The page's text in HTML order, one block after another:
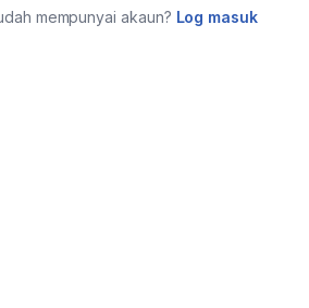
mempunyai akaun? Log masuk